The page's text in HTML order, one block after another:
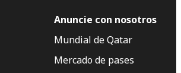
Anuncie con nosotros
Mundial de Qatar
Mercado de pases